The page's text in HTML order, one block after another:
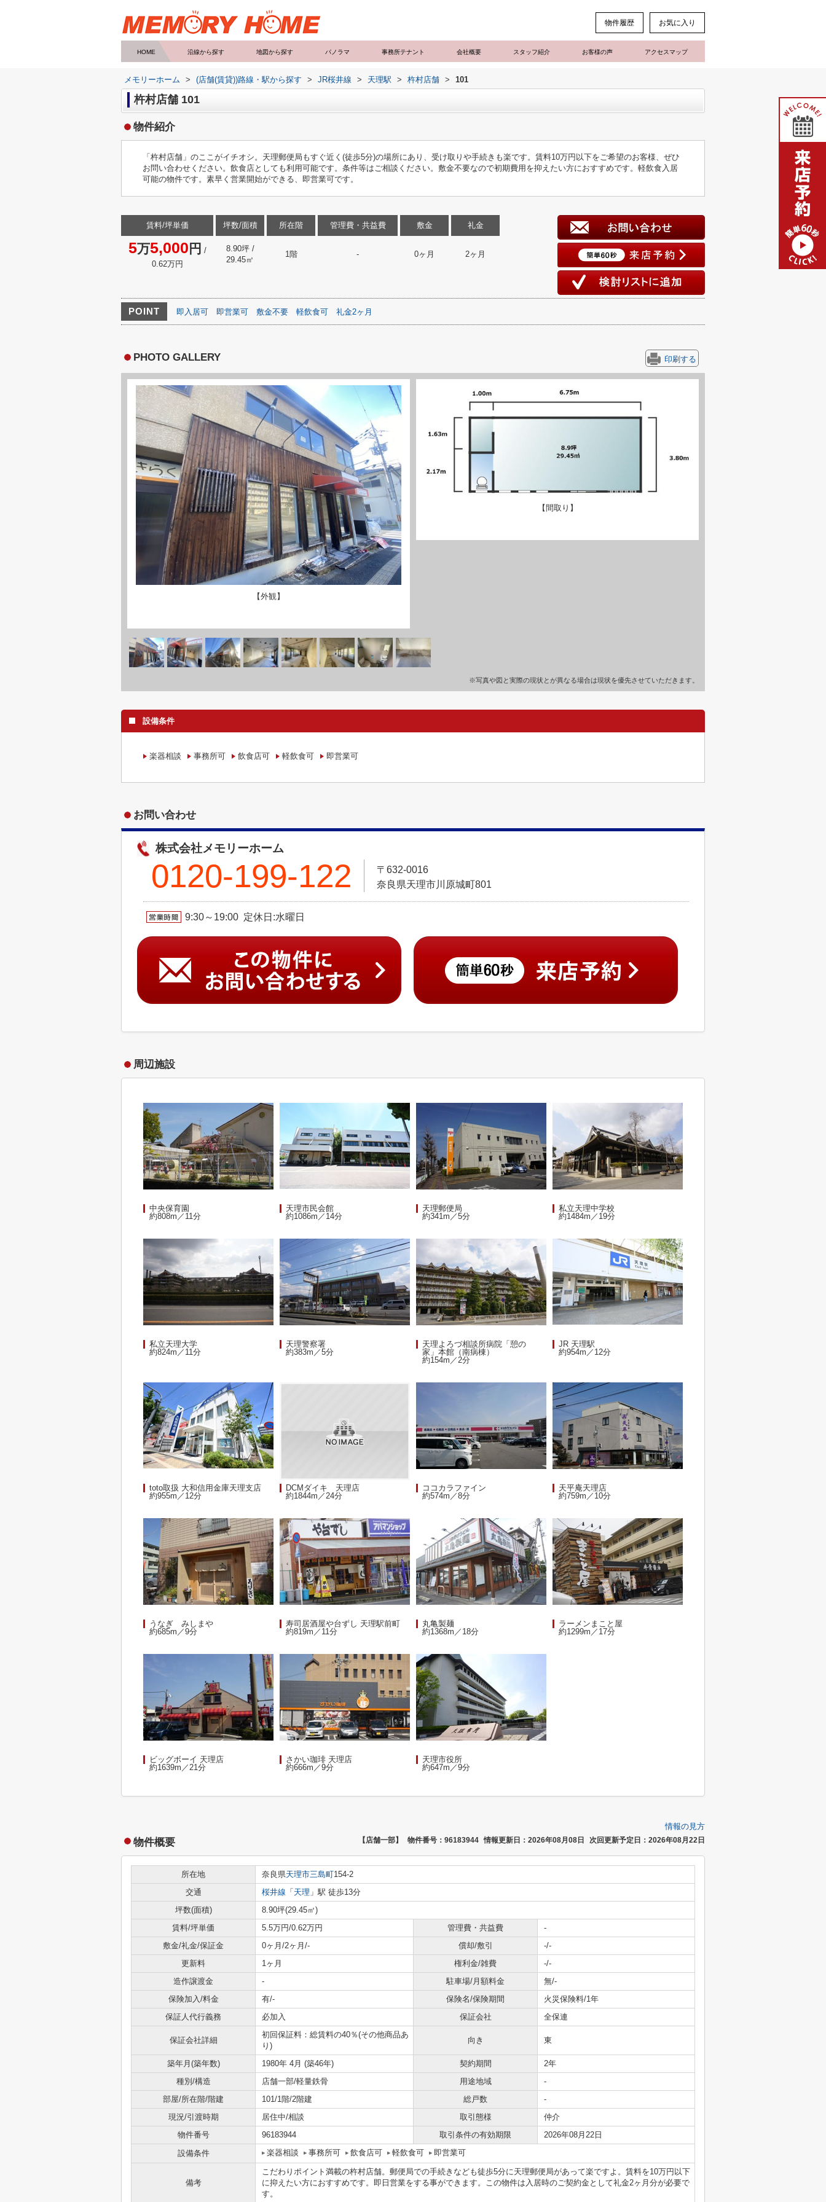
物件履歴 お気に入り
HOME 沿線から探す 地図から探す パノラマ 事務所テナント 会社概要 スタッフ紹介 お客様の声 アクセスマップ
メモリーホーム > (店舗(賃貸))路線・駅から探す > JR桜井線 > 天理駅 > 杵村店舗 > 101
杵村店舗 101
物件紹介
「杵村店舗」のここがイチオシ。天理郵便局もすぐ近く(徒歩5分)の場所にあり、受け取りや手続きも楽です。賃料10万円以下をご希望のお客様、ぜひ
お問い合わせください。飲食店としても利用可能です。条件等はご相談ください。敷金不要なので初期費用を抑えたい方におすすめです。軽飲食入居
可能の物件です。素早く営業開始ができる、即営業可です。
賃料/坪単価
5万5,000 円 /
0.62万円
坪数/面積
8.90坪 /
29.45㎡
所在階
1階
管理費・共益費
-
敷金
0ヶ月
礼金
2ヶ月
POINT 即入居可 即営業可 敷金不要 軽飲食可 礼金2ヶ月
PHOTO GALLERY 印刷する
【外観】
【間取り】
※写真や図と実際の現状とが異なる場合は現状を優先させていただきます。
設備条件
楽器相談 事務所可 飲食店可 軽飲食可 即営業可
お問い合わせ
株式会社メモリーホーム
0120-199-122
〒632-0016
奈良県天理市川原城町801
9:30～19:00 定休日:水曜日
周辺施設
中央保育園
約808m／11分
天理市民会館
約1086m／14分
天理郵便局
約341m／5分
私立天理中学校
約1484m／19分
私立天理大学
約824m／11分
天理警察署
約383m／5分
天理よろづ相談所病院「憩の
家」本館（南病棟）
約154m／2分
JR 天理駅
約954m／12分
toto取扱 大和信用金庫天理支店
約955m／12分
DCMダイキ 天理店
約1844m／24分
ココカラファイン
約574m／8分
天平庵天理店
約759m／10分
うなぎ みしまや
約685m／9分
寿司居酒屋や台ずし 天理駅前町
約819m／11分
丸亀製麺
約1368m／18分
ラーメンまこと屋
約1299m／17分
ビッグボーイ 天理店
約1639m／21分
さかい珈琲 天理店
約666m／9分
天理市役所
約647m／9分
情報の見方
物件概要 【店舗一部】 物件番号：96183944 情報更新日：2026年08月08日 次回更新予定日：2026年08月22日
所在地 奈良県天理市三島町154-2
交通
桜井線 「 天理 」駅 徒歩13分
坪数(面積)
8.90坪(29.45㎡)
賃料/坪単価
5.5万円/0.62万円 管理費・共益費
-
敷金/礼金/保証金
0ヶ月/2ヶ月/- 償却/敷引
-/-
更新料
1ヶ月 権利金/雑費
-/-
造作譲渡金
- 駐車場/月額料金
無/-
保険加入/料金
有/- 保険名/保険期間
火災保険料/1年
保証人代行義務
必加入 保証会社 全保連
保証会社詳細
初回保証料：総賃料の40％(その他商品あ
り)
向き 東
築年月(築年数) 1980年 4月 (築46年) 契約期間
2年
種別/構造
店舗一部/軽量鉄骨 用途地域
-
部屋/所在階/階建
101/1階/2階建 総戸数
-
現況/引渡時期
居住中/相談 取引態様
仲介
物件番号
96183944 取引条件の有効期限
2026年08月22日
設備条件
楽器相談 事務所可 飲食店可 軽飲食可 即営業可
備考
こだわりポイント満載の杵村店舗。郵便局での手続きなども徒歩5分に天理郵便局があって楽ですよ。賃料を10万円以下
に抑えたい方におすすめです。即日営業をする事ができます。この物件は入居時のご契約金として礼金2ヶ月分が必要で
す。